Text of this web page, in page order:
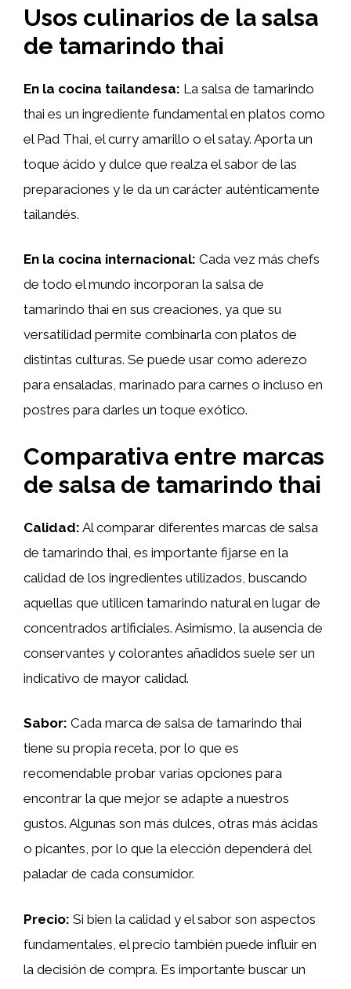
Usos culinarios de la salsa
de tamarindo thai
En la cocina tailandesa: La salsa de tamarindo
thai es un ingrediente fundamental en platos como
el Pad Thai, el curry amarillo o el satay. Aporta un
toque ácido y dulce que realza el sabor de las
preparaciones y le da un carácter auténticamente
tailandés.
En la cocina internacional: Cada vez más chefs
de todo el mundo incorporan la salsa de
tamarindo thai en sus creaciones, ya que su
versatilidad permite combinarla con platos de
distintas culturas. Se puede usar como aderezo
para ensaladas, marinado para carnes o incluso en
postres para darles un toque exótico.
Comparativa entre marcas
de salsa de tamarindo thai
Calidad: Al comparar diferentes marcas de salsa
de tamarindo thai, es importante fijarse en la
calidad de los ingredientes utilizados, buscando
aquellas que utilicen tamarindo natural en lugar de
concentrados artificiales. Asimismo, la ausencia de
conservantes y colorantes añadidos suele ser un
indicativo de mayor calidad.
Sabor: Cada marca de salsa de tamarindo thai
tiene su propia receta, por lo que es
recomendable probar varias opciones para
encontrar la que mejor se adapte a nuestros
gustos. Algunas son más dulces, otras más ácidas
o picantes, por lo que la elección dependerá del
paladar de cada consumidor.
Precio: Si bien la calidad y el sabor son aspectos
fundamentales, el precio también puede influir en
la decisión de compra. Es importante buscar un